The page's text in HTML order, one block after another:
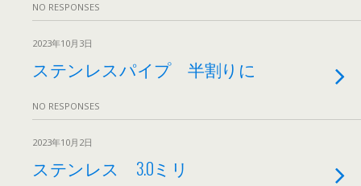
NO RESPONSES
2023年10月3日
ステンレスパイプ 半割りに
NO RESPONSES
2023年10月2日
ステンレス 3.0ミリ